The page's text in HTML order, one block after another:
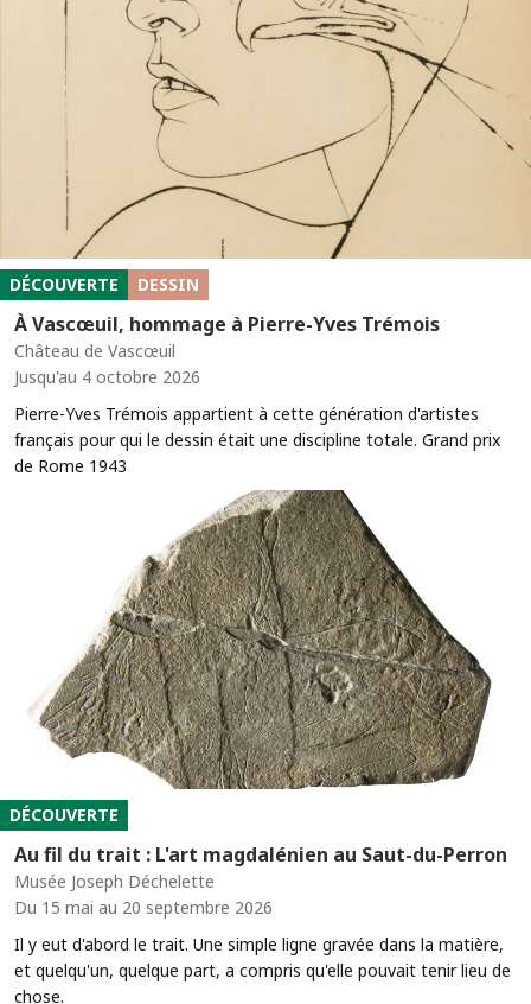
DÉCOUVERTE DESSIN
À Vascœuil, hommage à Pierre-Yves Trémois
Château de Vascœuil
Jusqu'au 4 octobre 2026
Pierre-Yves Trémois appartient à cette génération d'artistes
français pour qui le dessin était une discipline totale. Grand prix
de Rome 1943
DÉCOUVERTE
Au fil du trait : L'art magdalénien au Saut-du-Perron
Musée Joseph Déchelette
Du 15 mai au 20 septembre 2026
Il y eut d'abord le trait. Une simple ligne gravée dans la matière,
et quelqu'un, quelque part, a compris qu'elle pouvait tenir lieu de
chose.